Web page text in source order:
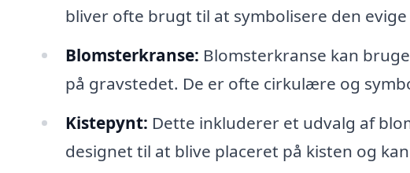
bliver ofte brugt til at symbolisere den
Blomsterkranse: Blomsterkranse kan
på gravstedet. De er ofte cirkulære og
Kistepynt: Dette inkluderer et udvalg af
designet til at blive placeret på kisten og